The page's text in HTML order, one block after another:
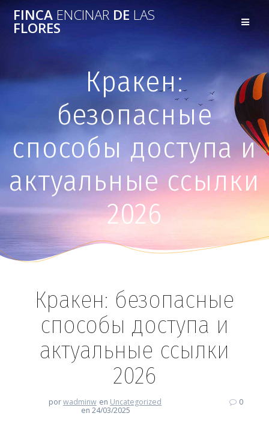
FINCA ENCINAR DE LAS
FLORES
Кракен:
безопасные
способы доступа и
актуальные ссылки
2026
Кракен: безопасные
способы доступа и
актуальные ссылки
2026
porwadminw en Uncategorized
en 24/03/2025
0